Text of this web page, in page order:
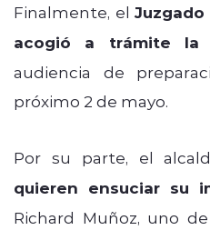
Finalmente, el
acogió a trámite la
audiencia de
próximo 2 de mayo.
Por su parte, el
quieren ensuciar su
Richard Muñoz, uno